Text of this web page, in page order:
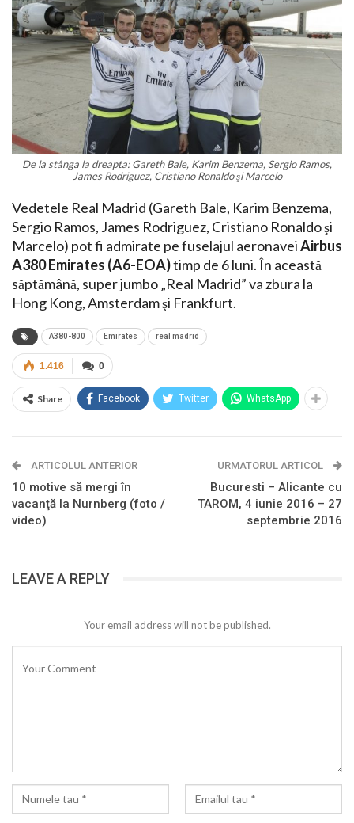
De la stânga la dreapta: Gareth Bale, Karim Benzema, Sergio Ramos,
James Rodriguez, Cristiano Ronaldo şi Marcelo
Vedetele Real Madrid (Gareth Bale, Karim Benzema,
Sergio Ramos, James Rodriguez, Cristiano Ronaldo şi
Marcelo) pot fi admirate pe fuselajul aeronaveiAirbus
A380 Emirates (A6-EOA)timp de 6 luni. În această
săptămână, super jumbo „Real Madrid” va zbura la
Hong Kong, Amsterdam şi Frankfurt.
A380-800 Emirates real madrid
0
1.416
Share Facebook Twitter WhatsApp
ARTICOLUL ANTERIOR
10 motive să mergi în
vacanţă la Nurnberg (foto /
video)
URMATORUL ARTICOL
Bucuresti – Alicante cu
TAROM, 4 iunie 2016 – 27
septembrie 2016
LEAVE A REPLY
Your email address will not be published.